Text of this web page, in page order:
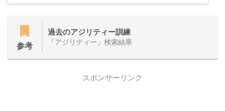
参考
過去のアジリティー訓練
「アジリティー」検索結果
スポンサーリンク